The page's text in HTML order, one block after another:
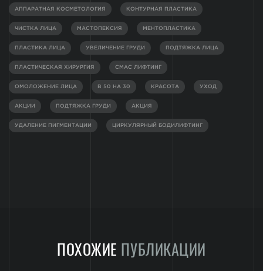
АППАРАТНАЯ КОСМЕТОЛОГИЯ КОНТУРНАЯ ПЛАСТИКА
ЧИСТКА ЛИЦА МАСТОПЕКСИЯ МЕНТОПЛАСТИКА
ПЛАСТИКА ЛИЦА УВЕЛИЧЕНИЕ ГРУДИ ПОДТЯЖКА ЛИЦА
ПЛАСТИЧЕСКАЯ ХИРУРГИЯ СМАС ЛИФТИНГ
ОМОЛОЖЕНИЕ ЛИЦА В 50 НА 30 КРАСОТА УХОД
АКЦИИ ПОДТЯЖКА ГРУДИ АКЦИЯ
УДАЛЕНИЕ ПИГМЕНТАЦИИ ЦИРКУЛЯРНЫЙ БОДИЛИФТИНГ
ПОХОЖИЕ ПУБЛИКАЦИИ